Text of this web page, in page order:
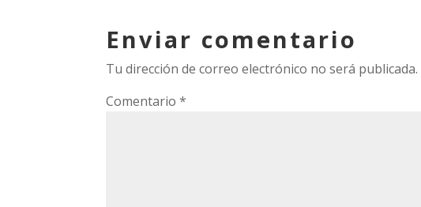
Enviar comentario
Tu dirección de correo electrónico no será publicada.
Comentario*